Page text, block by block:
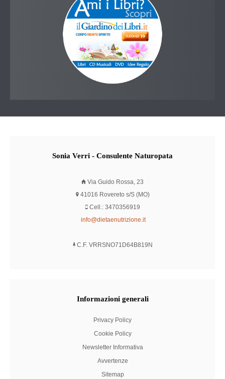
Sonia Verri - Consulente Naturopata
Via Guido Rossa, 23
41016 Rovereto s/S (MO)
Cell.: 3470356919
info@dietaenutrizione.it
C.F. VRRSNO71D64B819N
Informazioni generali
Privacy Policy
Cookie Policy
Newsletter Informativa
Avvertenze
Sitemap